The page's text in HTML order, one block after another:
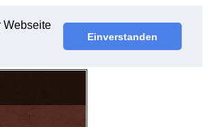
Webseite
Einverstanden